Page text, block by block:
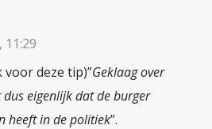
11:29
voor deze tip)”Geklaag over
eigenlijk dat de burger
heeft in de politiek”.